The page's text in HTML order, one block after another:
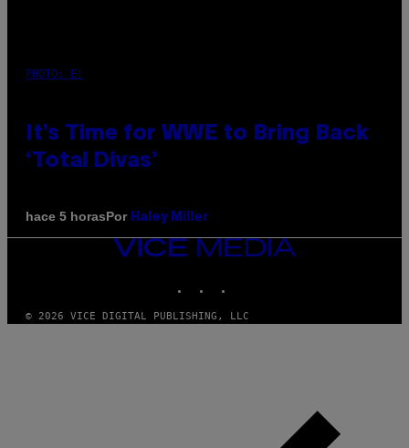
PHOTO: E!
It’s Time for WWE to Bring Back
‘Total Divas’
hace 5 horasPor Haley Miller
VICE
MEDIA
© 2026 VICE DIGITAL PUBLISHING, LLC